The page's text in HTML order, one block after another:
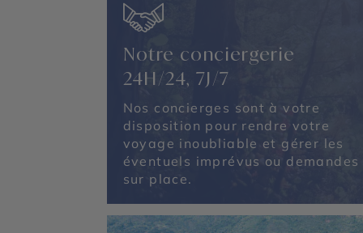
Notre conciergerie
24H/24, 7J/7
Nos concierges sont à votre
disposition pour rendre votre
voyage inoubliable et gérer les
éventuels imprévus ou demandes
sur place.